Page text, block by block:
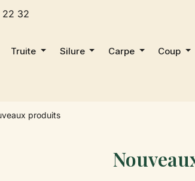
32
Truite Silure Carpe Coup
produits